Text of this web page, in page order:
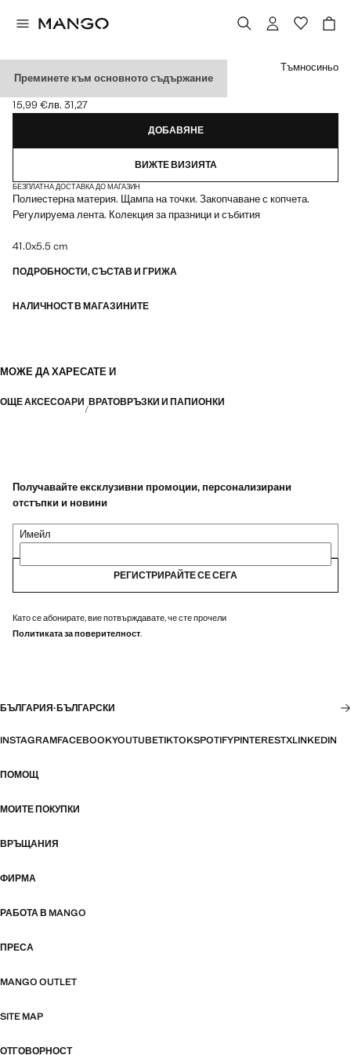
Преминете към основното съдържание
ВРАТОВРЪЗКА НА ТОЧКИ
Текуща цена [15,99 € лв. 31,27]
15,99 €лв. 31,27
Изберете цвят
Тъмносиньо
ДОБАВЯНЕ
ВИЖТЕ ВИЗИЯТА
БЕЗПЛАТНА ДОСТАВКА ДО МАГАЗИН
Полиестерна материя. Щампа на точки. Закопчаване с копчета.
Регулируема лента. Колекция за празници и събития
41.0x5.5 cm
ПОДРОБНОСТИ, СЪСТАВ И ГРИЖА
НАЛИЧНОСТ В МАГАЗИНИТЕ
МОЖЕ ДА ХАРЕСАТЕ И
ОЩЕ АКСЕСОАРИ ВРАТОВРЪЗКИ И ПАПИОНКИ
Получавайте ексклузивни промоции, персонализирани
отстъпки и новини
Имейл
РЕГИСТРИРАЙТЕ СЕ СЕГА
Като се абонирате, вие потвърждавате, че сте прочели
Политиката за поверителност.
БЪЛГАРИЯ·БЪЛГАРСКИ
INSTAGRAMFACEBOOKYOUTUBETIKTOKSPOTIFYPINTERESTXLINKEDIN
ПОМОЩ
МОИТЕ ПОКУПКИ
ВРЪЩАНИЯ
ФИРМА
РАБОТА В MANGO
ПРЕСА
MANGO OUTLET
SITE MAP
ОТГОВОРНОСТ